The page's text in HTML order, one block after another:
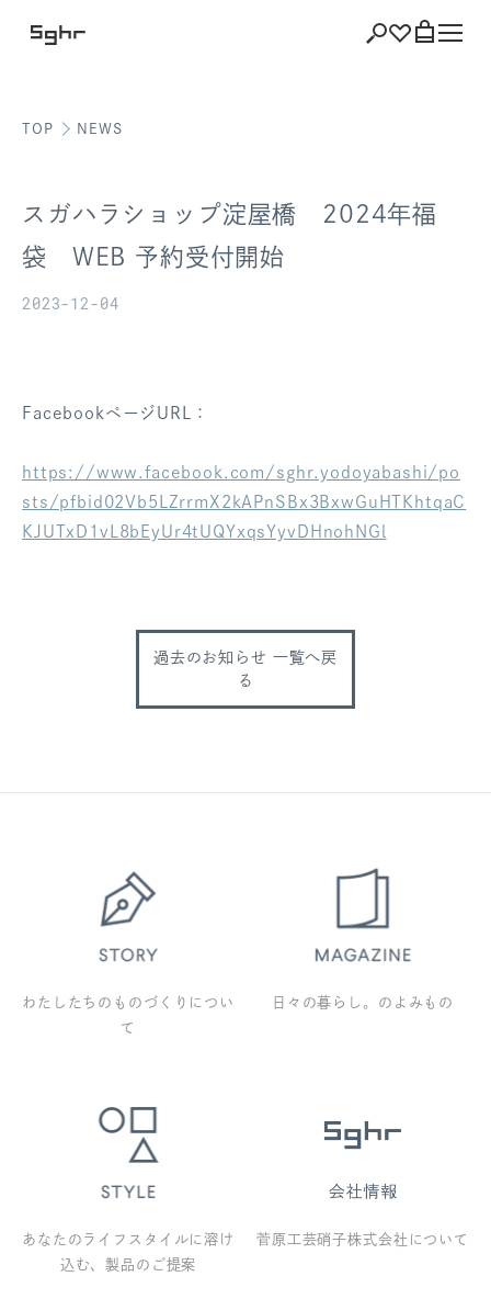
ショッピング バッグを見る
お気に入り
ログアウト
TOP NEWS
スガハラショップ淀屋橋 2024年福
袋 WEB 予約受付開始
2023-12-04
FacebookページURL：
https://www.facebook.com/sghr.yodoyabashi/po
sts/pfbid02Vb5LZrrmX2kAPnSBx3BxwGuHTKhtqaC
KJUTxD1vL8bEyUr4tUQYxqsYyvDHnohNGl
過去のお知らせ 一覧へ戻
る
わたしたちのものづくりについ
て
日々の暮らし。のよみもの
あなたのライフスタイルに溶け
込む、製品のご提案
菅原工芸硝子株式会社について